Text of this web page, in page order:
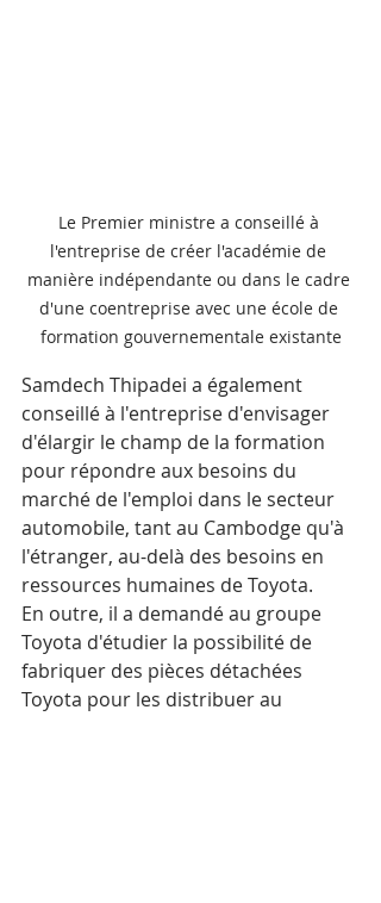
Le Premier ministre a conseillé à
l'entreprise de créer l'académie de
manière indépendante ou dans le cadre
d'une coentreprise avec une école de
formation gouvernementale existante
Samdech Thipadei a également
conseillé à l'entreprise d'envisager
d'élargir le champ de la formation
pour répondre aux besoins du
marché de l'emploi dans le secteur
automobile, tant au Cambodge qu'à
l'étranger, au-delà des besoins en
ressources humaines de Toyota.
En outre, il a demandé au groupe
Toyota d'étudier la possibilité de
fabriquer des pièces détachées
Toyota pour les distribuer au